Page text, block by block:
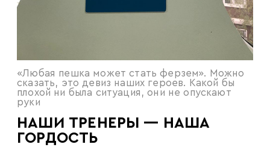
«Любая пешка может стать ферзем». Можно
сказать, это девиз наших героев. Какой бы
плохой ни была ситуация, они не опускают
руки
НАШИ ТРЕНЕРЫ — НАША
ГОРДОСТЬ